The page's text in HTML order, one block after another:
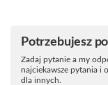
Potrzebujesz
Zadaj pytanie a my
najciekawsze pytania i
dla innych.